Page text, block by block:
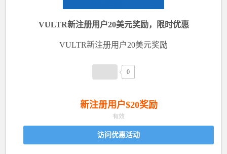
VULTR新注册用户20美元奖励，限时优惠
VULTR新注册用户20美元奖励
0
新注册用户$20奖励
有效
访问优惠活动